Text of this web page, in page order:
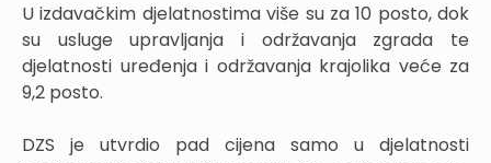
U izdavačkim djelatnostima više su za 10 posto, dok
su usluge upravljanja i održavanja zgrada te
djelatnosti uređenja i održavanja krajolika veće za
9,2 posto.
DZS je utvrdio pad cijena samo u djelatnosti